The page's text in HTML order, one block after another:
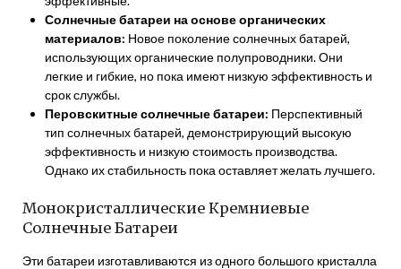
Солнечные батареи на основе органических
материалов: Новое поколение солнечных батарей,
использующих органические полупроводники. Они
легкие и гибкие, но пока имеют низкую эффективность и
срок службы.
Перовскитные солнечные батареи: Перспективный
тип солнечных батарей, демонстрирующий высокую
эффективность и низкую стоимость производства.
Однако их стабильность пока оставляет желать лучшего.
Монокристаллические Кремниевые
Солнечные Батареи
Эти батареи изготавливаются из одного большого кристалла